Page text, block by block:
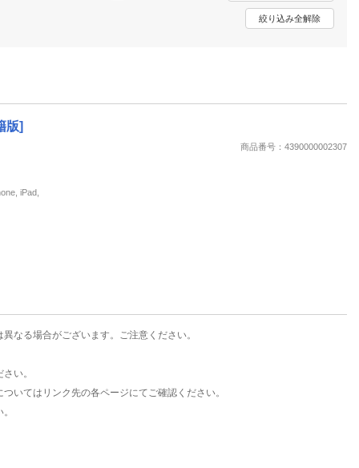
動画配信ガイド
推し楽
絞り込み全解除
版]
商品番号：4390000002307
iPad,
なる場合がございます。ご注意ください。
い。
いてはリンク先の各ページにてご確認ください。